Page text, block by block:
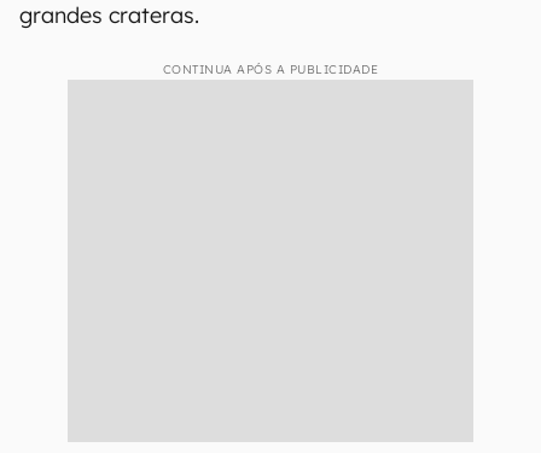
grandes crateras.
CONTINUA APÓS A PUBLICIDADE